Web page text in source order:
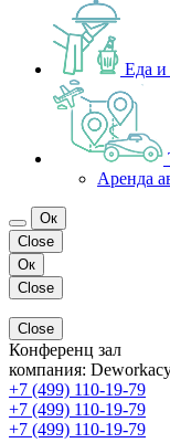
Еда и
Аренда
Ок
Close
Ок
Close
Close
Конференц зал
компания:
+7 (499) 110-19-79
+7 (499) 110-19-79
+7 (499) 110-19-79